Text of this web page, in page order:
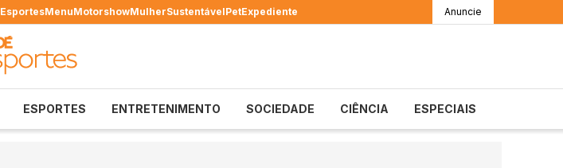
EsportesMenuMotorshowMulherSustentávelPetExpediente Anuncie
ESPORTES ENTRETENIMENTO SOCIEDADE CIÊNCIA ESPECIAIS